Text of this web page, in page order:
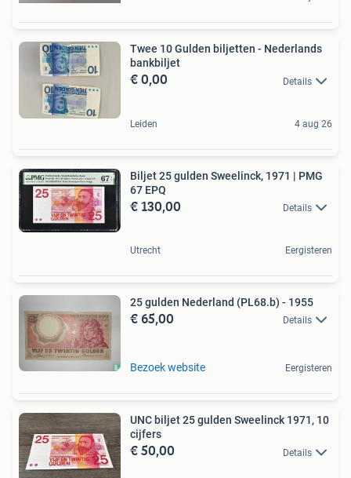
Twee 10 Gulden biljetten - Nederlands
bankbiljet
€ 0,00 Details
Leiden 4 aug 26
Biljet 25 gulden Sweelinck, 1971 | PMG
67 EPQ
€ 130,00 Details
Utrecht Eergisteren
25 gulden Nederland (PL68.b) - 1955
€ 65,00 Details
Bezoek website Eergisteren
UNC biljet 25 gulden Sweelinck 1971, 10
cijfers
€ 50,00 Details